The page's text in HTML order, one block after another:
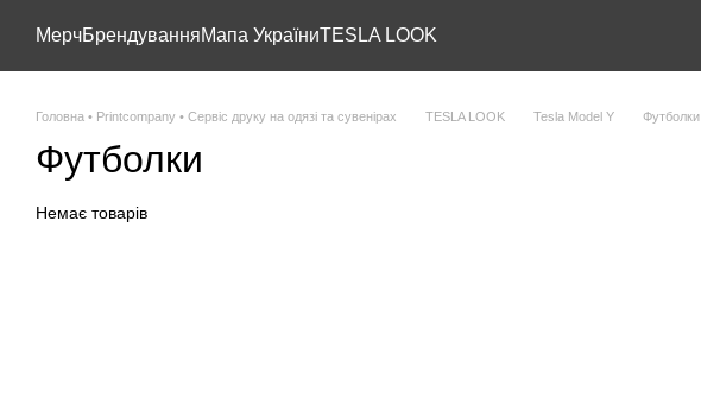
МерчБрендуванняМапа УкраїниTESLA LOOK
Головна • Printcompany • Сервіс друку на одязі та сувенірах TESLA LOOK Tesla Model Y Футболки
Футболки
Немає товарів